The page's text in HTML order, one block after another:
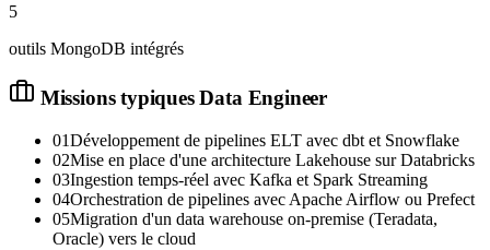
5
outils MongoDB intégrés
Missions typiquesData Engineer
01Développement de pipelines ELT avec dbt et Snowflake
02Mise en place d'une architecture Lakehouse sur Databricks
03Ingestion temps-réel avec Kafka et Spark Streaming
04Orchestration de pipelines avec Apache Airflow ou Prefect
05Migration d'un data warehouse on-premise (Teradata,
Oracle) vers le cloud